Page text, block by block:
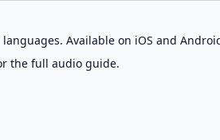
Available on iOS and
the full audio guide.